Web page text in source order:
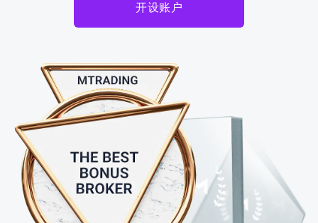
开设账户